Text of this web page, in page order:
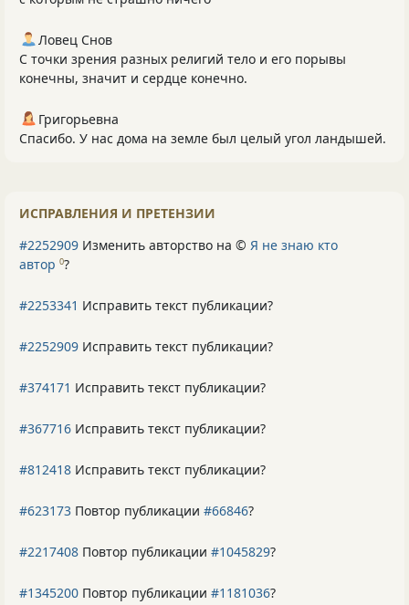
Ловец Снов
С точки зрения разных религий тело и его порывы
конечны, значит и сердце конечно.
Григорьевна
Спасибо. У нас дома на земле был целый угол ландышей.
ИСПРАВЛЕНИЯ И ПРЕТЕНЗИИ
#2252909 Изменить авторство на © Я не знаю кто
автор 0?
#2253341 Исправить текст публикации?
#2252909 Исправить текст публикации?
#374171 Исправить текст публикации?
#367716 Исправить текст публикации?
#812418 Исправить текст публикации?
#623173 Повтор публикации #66846?
#2217408 Повтор публикации #1045829?
#1345200 Повтор публикации #1181036?